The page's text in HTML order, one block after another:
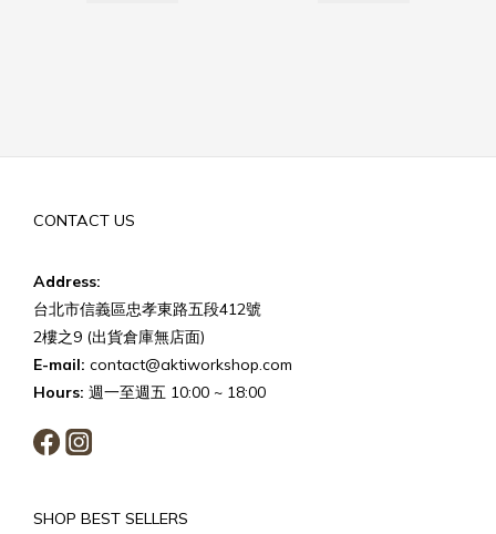
CONTACT US
Address:
台北市信義區忠孝東路五段412號
2樓之9 (出貨倉庫無店面)
E-mail: contact@aktiworkshop.com
Hours: 週一至週五 10:00 ~ 18:00
SHOP BEST SELLERS